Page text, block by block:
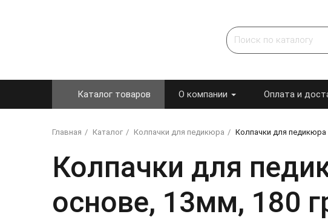
Каталог товаров О компании Оплата и
Главная Каталог Колпачки для педикюра Колпачки для
Колпачки для
основе, 13мм, 180